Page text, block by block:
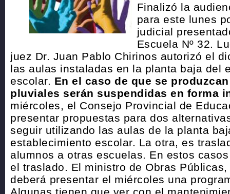
Finalizó la
para este lunes
judicial
Escuela Nº 32.
juez Dr. Juan Pablo Chirinos autorizó el
las aulas instaladas en la planta baja del
escolar. En el caso de que se
pluviales serán suspendidas en forma
miércoles, el Consejo Provincial de
presentar propuestas para dos
seguir utilizando las aulas de la planta
establecimiento escolar. La otra, es
alumnos a otras escuelas. En estos
el traslado. El ministro de Obras
deberá presentar el miércoles una
Algunas tienen que ver con el